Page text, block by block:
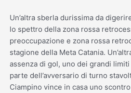
Un’altra sberla durissima da
lo spettro della zona rossa
preoccupazione e zona rossa
stagione della Meta Catania.
assenza di gol, uno dei grandi
parte dell’avversario di turno
Ciampino vince in casa uno